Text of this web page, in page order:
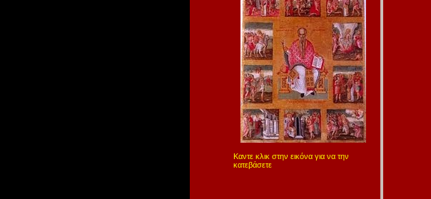
Καντε κλικ στην εικόνα για να την
κατεβάσετε